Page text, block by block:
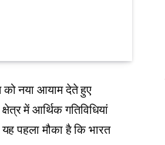
को नया आयाम देते हुए
में आर्थिक गतिविधियां
पहला मौका है कि भारत